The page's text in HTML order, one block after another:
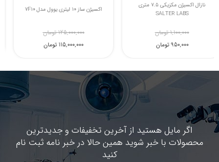
اکسیژن ساز 10 لیتری یوول مدل 7F10
125,000,000 تومان
115,000,000 تومان
نازال اکسیژن مکزیکی 7.5 متری
SALTER LABS
1,100,000 تومان
950,000 تومان
اگر مایل هستید از آخرین تخفیفات و جدیدترین
محصولات با خبر شوید همین حالا در خبر نامه ثبت نام
کنید